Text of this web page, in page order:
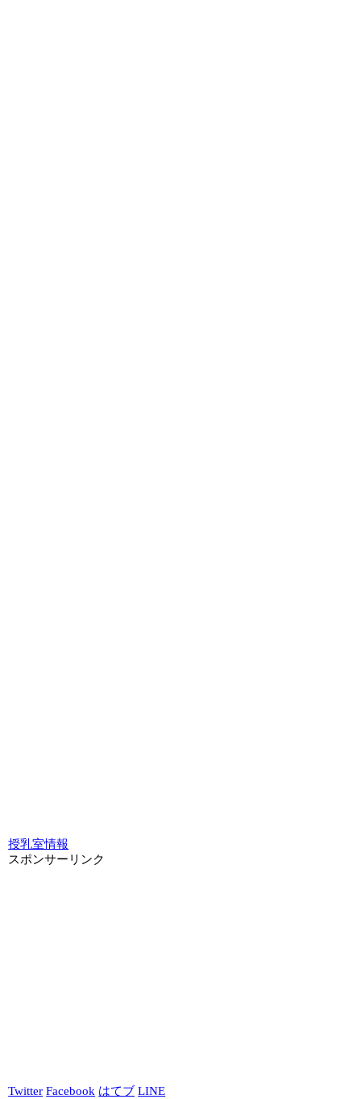
授乳室情報
スポンサーリンク
Twitter Facebook はてブ LINE